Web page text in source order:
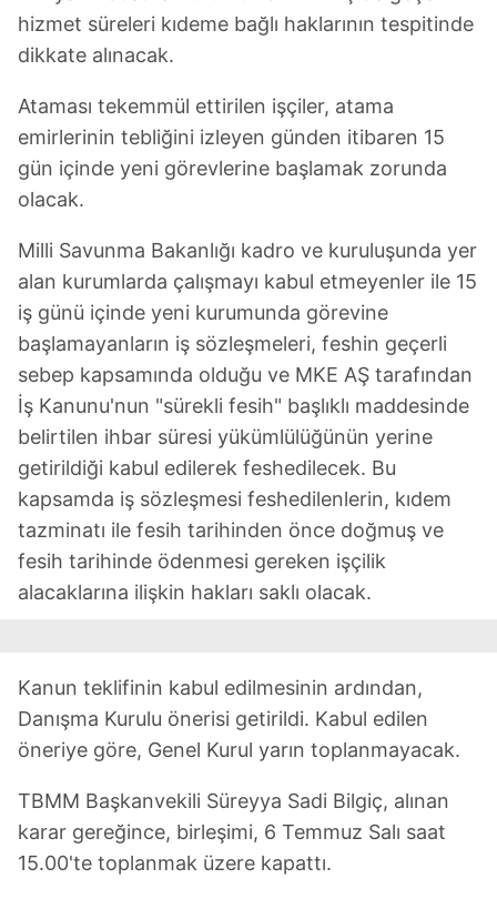
hizmet süreleri kıdeme bağlı haklarının tespitinde
dikkate alınacak.
Ataması tekemmül ettirilen işçiler, atama
emirlerinin tebliğini izleyen günden itibaren 15
gün içinde yeni görevlerine başlamak zorunda
olacak.
Milli Savunma Bakanlığı kadro ve kuruluşunda yer
alan kurumlarda çalışmayı kabul etmeyenler ile 15
iş günü içinde yeni kurumunda görevine
başlamayanların iş sözleşmeleri, feshin geçerli
sebep kapsamında olduğu ve MKE AŞ tarafından
İş Kanunu'nun "sürekli fesih" başlıklı maddesinde
belirtilen ihbar süresi yükümlülüğünün yerine
getirildiği kabul edilerek feshedilecek. Bu
kapsamda iş sözleşmesi feshedilenlerin, kıdem
tazminatı ile fesih tarihinden önce doğmuş ve
fesih tarihinde ödenmesi gereken işçilik
alacaklarına ilişkin hakları saklı olacak.
Kanun teklifinin kabul edilmesinin ardından,
Danışma Kurulu önerisi getirildi. Kabul edilen
öneriye göre, Genel Kurul yarın toplanmayacak.
TBMM Başkanvekili Süreyya Sadi Bilgiç, alınan
karar gereğince, birleşimi, 6 Temmuz Salı saat
15.00'te toplanmak üzere kapattı.